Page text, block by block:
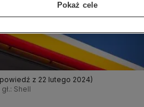
z 22 lutego 2024)
Shell
Pokaż cele